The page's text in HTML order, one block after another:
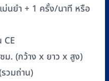
นยำ + 1 ครั้ง/นาที หรือ
CE
. (กว้าง x ยาว x สูง)
วมถ่าน)